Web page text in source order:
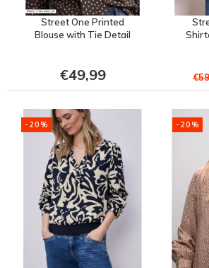
Street One Printed
Blouse with Tie Detail
€49,99
-20% -20%